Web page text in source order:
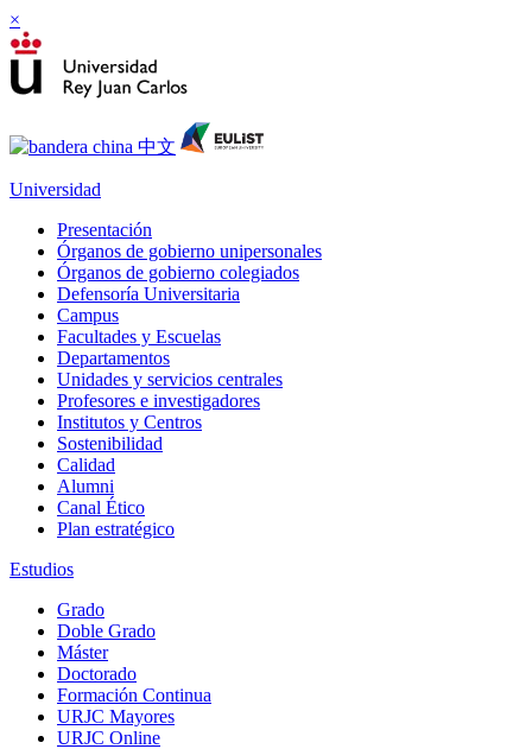
×
Universidad
Presentación
Órganos de gobierno unipersonales
Órganos de gobierno colegiados
Defensoría Universitaria
Campus
Facultades y Escuelas
Departamentos
Unidades y servicios centrales
Profesores e investigadores
Institutos y Centros
Sostenibilidad
Calidad
Alumni
Canal Ético
Plan estratégico
Estudios
Grado
Doble Grado
Máster
Doctorado
Formación Continua
URJC Mayores
URJC Online